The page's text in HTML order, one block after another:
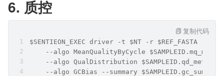
6. 质控
$SENTIEON_EXEC driver -t $NT -r $REF_FASTA -i
--algo MeanQualityByCycle
--algo QualDistribution
--algo GCBias --summary
复制代码